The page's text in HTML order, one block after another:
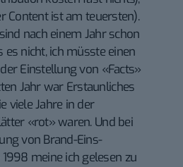
Content ist am teuersten).
nach einem Jahr schon
es nicht, ich müsste einen
Einstellung von «Facts»
Jahr war Erstaunliches
viele Jahre in der
«rot» waren. Und bei
von Brand-Eins-
meine ich gelesen zu